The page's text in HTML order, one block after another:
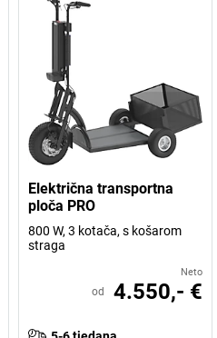
Električna transportna
ploča PRO
800 W, 3 kotača, s košarom
straga
Neto
od 4.550,- €